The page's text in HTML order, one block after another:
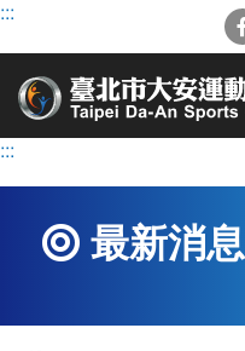
跳
容
:::
:::
最新消息